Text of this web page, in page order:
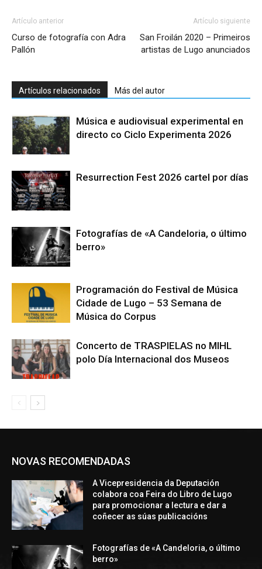
Artículo anterior
Curso de fotografía con Adra
Pallón
Artículo siguiente
San Froilán 2020 – Primeiros
artistas de Lugo anunciados
Artículos relacionados Más del autor
Música e audiovisual experimental en
directo co Ciclo Experimenta 2026
Resurrection Fest 2026 cartel por días
Fotografías de «A Candeloria, o último
berro»
Programación do Festival de Música
Cidade de Lugo – 53 Semana de
Música do Corpus
Concerto de TRASPIELAS no MIHL
polo Día Internacional dos Museos
NOVAS RECOMENDADAS
A Vicepresidencia da Deputación
colabora coa Feira do Libro de Lugo
para promocionar a lectura e dar a
coñecer as súas publicacións
Fotografías de «A Candeloria, o último
berro»